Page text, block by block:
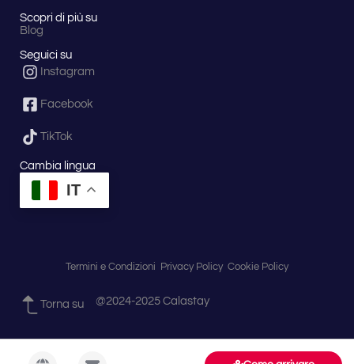
Scopri di più su
Blog
Seguici su
Instagram
Facebook
TikTok
Cambia lingua
IT
Termini e Condizioni Privacy Policy Cookie Policy
Torna su @2024-2025 Calastay